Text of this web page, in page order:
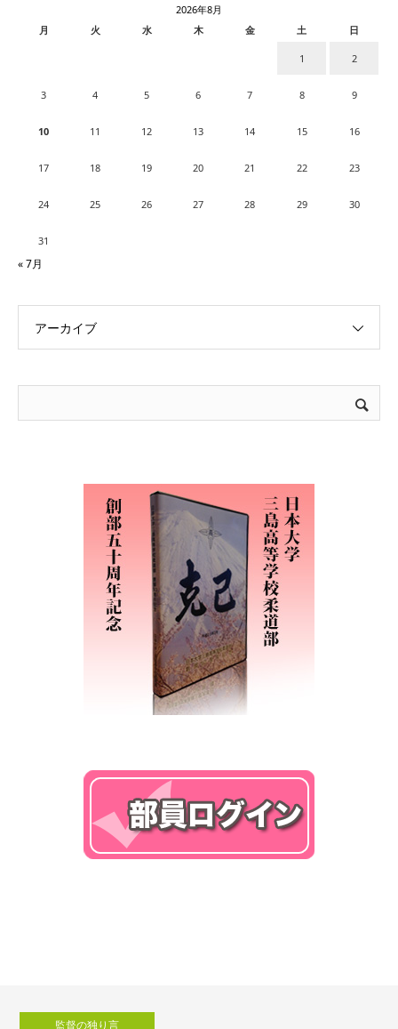
2026年8月
月
火 水 木 金 土 日
1 2
3 4 5 6 7 8 9
10 11 12 13 14 15 16
17 18 19 20 21 22 23
24 25 26 27 28 29 30
31
« 7月
アーカイブ